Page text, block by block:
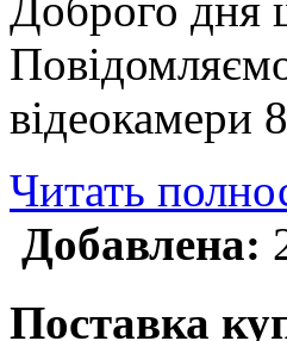
відеокамери
Читать
Добавлена:
Поставка